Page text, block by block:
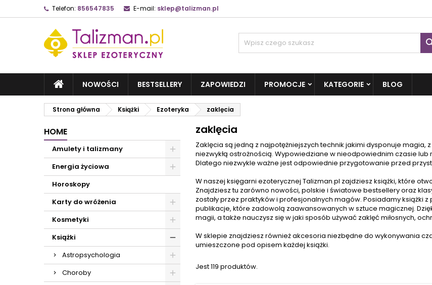
Telefon: 856547835 E-mail: sklep@talizman.pl
NOWOŚCI BESTSELLERY ZAPOWIEDZI PROMOCJE KATEGORIE BLOG
Strona główna Książki Ezoteryka zaklęcia
HOME
Amulety i talizmany
Energia życiowa
Horoskopy
Karty do wróżenia
Kosmetyki
Książki
Astropsychologia
Choroby
zaklęcia
Zaklęcia są jedną z najpotężniejszych technik jakimi dysponuje
niezwykłą ostrożnością. Wypowiedziane w nieodpowiednim czasie
Dlatego niezwykle ważne jest odpowiednie przygotowanie przed
W naszej księgarni ezoterycznej Talizman.pl zajdziesz książki, które
Znajdziesz tu zarówno nowości, polskie i światowe bestsellery oraz
zostały przez praktyków i profesjonalnych magów. Posiadamy książki
publikacje, które zadowolą zaawansowanych w sztuce magicznej.
magii, a także nauczysz się w jaki sposób używać zaklęć miłosnych,
W sklepie znajdziesz również akcesoria niezbędne do wykonywania
umieszczone pod opisem każdej książki.
Jest 119 produktów.